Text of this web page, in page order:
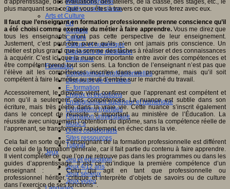
Interdisciplinarité
Outils pour la classe
Arts et Culture
Art
Cinéma
Culture
Culture et numérique
Dispositifs de médiation
Littérature
Formation
Compétences professionnelles
Dispositifs de formation
E- formation
Enjeux et évolutions
Enseignement supérieur et numérique
Formations hybrides
Formation universitaire
Mooc’s
Outils collaboratifs
Sites ressources
Tutorat
Jeux
Jeu et éducation
Jeux 4/12 ans
Jeux sérieux
Jeux vidéo
d’apprentissage, des évaluations, des ateliers, de la classe, des stages, etc., le
plus marquant sera ce que vous êtes à travers ce que vous ferez avec eux.
Il faut que l’enseignant en formation professionnelle prenne conscience qu’il
a été choisi comme exemple du métier à faire apprendre.Vous me direz que
tous les enseignants n’ont pas cette perspective de leur enseignement.
Justement, c’est peut-être parce qu’ils n’en ont jamais pris conscience. Un
métier est plus grand que la somme des tâches à réaliser et des connaissances
à acquérir. C’est ici que la nuance importante entre avoir des compétences et
être compétent prend tout son sens. La fonction de l’enseignant n’est pas que
l’élève ait les compétences inscrites dans un programme, mais qu’il soit
compétent à faire le métier au seuil d’entrée sur le marché du travail.
Accessoirement, le diplôme vient confirmer que l’apprenant est compétent et
non qu’il a seulement des compétences. La nuance est subtile dans son
écriture, mais très réelle dans la vraie vie. Cette nuance s’inscrit également
dans le concept de réussite, si important au ministère de l’Éducation. La
réussite avec uniquement l’obtention du diplôme, sans la compétence réelle de
l’apprenant, se transformera rapidement en échec dans la vie.
Cela fait en sorte que l’enseignant de la formation professionnelle est différent
de celui de la formation générale, car il fait partie du contenu à faire apprendre.
Il vient compléter ce que l’on ne retrouve pas dans les programmes ou dans les
guides d’apprentissage. Il est ce qu’indique la première compétence d’un
enseignant : " Celui qui agit en tant que professionnelle ou
professionnel héritier, critique et interprète d’objets de savoirs ou de culture
dans l’exercice de ses fonctions ".